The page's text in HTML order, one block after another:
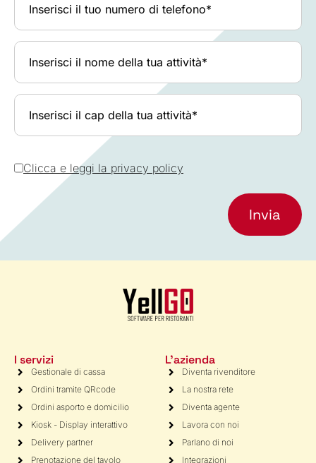
Clicca e leggi la privacy policy
I servizi
Gestionale di cassa
Ordini tramite QRcode
Ordini asporto e domicilio
Kiosk - Display interattivo
Delivery partner
Prenotazione del tavolo
L'azienda
Diventa rivenditore
La nostra rete
Diventa agente
Lavora con noi
Parlano di noi
Integrazioni